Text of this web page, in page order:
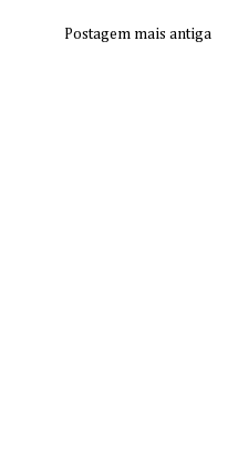
Postagem mais antiga